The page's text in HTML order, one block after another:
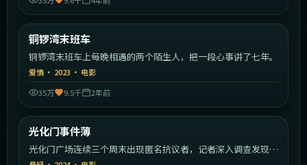
热门
铜锣湾末班车
铜锣湾末班车上每晚相遇的两个陌生人，把一段心事讲了七年。
爱情 · 2023 · 电影
35万
9.5千 2年前
热门
光化门事件薄
光化门广场连续三个周末出现匿名抗议者，记者深入调查发现政
商秘密。